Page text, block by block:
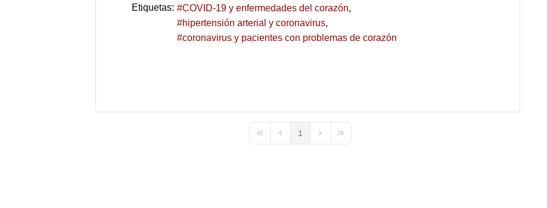
Etiquetas:
COVID-19 y enfermedades del corazón
hipertensión arterial y coronavirus
coronavirus y pacientes con problemas de corazón
First PagePrevious Page
1
Next PageLast Page